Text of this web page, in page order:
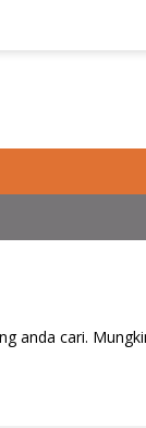
anda cari.